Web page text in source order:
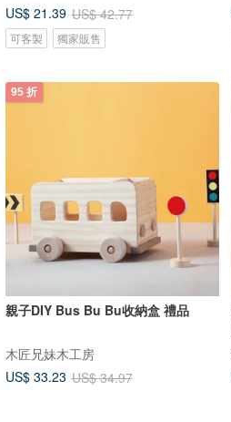
US$ 21.39 US$ 42.77
可客製 獨家販售
95 折
親子DIY Bus Bu Bu收納盒 禮品
木匠兄妹木工房
US$ 33.23 US$ 34.97